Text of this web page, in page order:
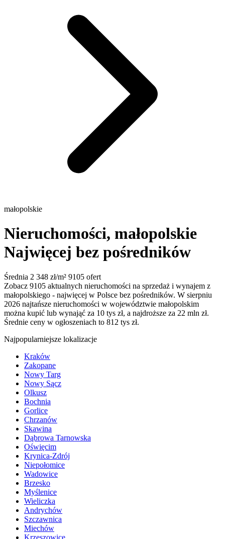
małopolskie
Nieruchomości, małopolskie
Najwięcej bez pośredników
Średnia 2 348 zł/m² 9105 ofert
Zobacz 9105 aktualnych nieruchomości na sprzedaż i wynajem z
małopolskiego - najwięcej w Polsce bez pośredników. W sierpniu
2026 najtańsze nieruchomości w województwie małopolskim
można kupić lub wynająć za 10 tys zł, a najdroższe za 22 mln zł.
Średnie ceny w ogłoszeniach to 812 tys zł.
Najpopularniejsze lokalizacje
Kraków
Zakopane
Nowy Targ
Nowy Sącz
Olkusz
Bochnia
Gorlice
Chrzanów
Skawina
Dąbrowa Tarnowska
Oświęcim
Krynica-Zdrój
Niepołomice
Wadowice
Brzesko
Myślenice
Wieliczka
Andrychów
Szczawnica
Miechów
Krzeszowice